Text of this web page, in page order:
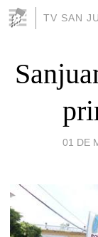
TV SAN
01 DE